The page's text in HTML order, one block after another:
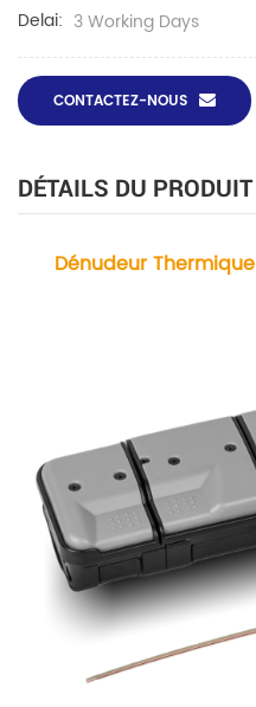
Delai: 3 Working Days
CONTACTEZ-NOUS
DÉTAILS DU PRODUIT
Dénudeur Thermique